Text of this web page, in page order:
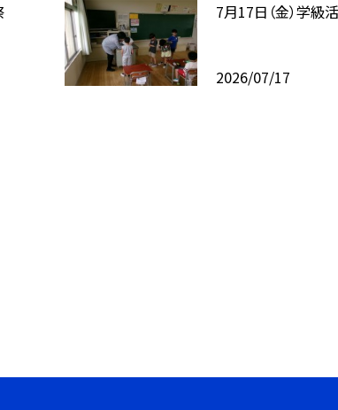
7月17日（金）学級
2026/07/17